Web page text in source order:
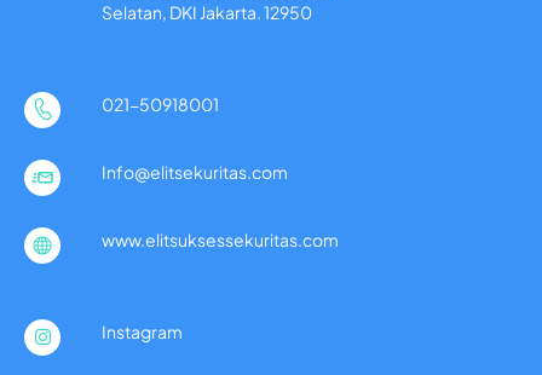
Selatan, DKI Jakarta. 12950
021-50918001
Info@elitsekuritas.com
www.elitsuksessekuritas.com
Instagram